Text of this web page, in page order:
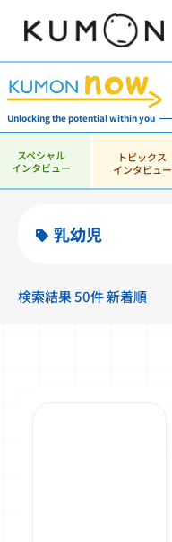
Unlocking the potential within you
スペシャル
インタビュー
トピックス
インタビュー
乳幼児
検索結果 50件 新着順